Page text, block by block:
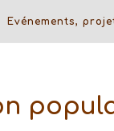
Evénements,